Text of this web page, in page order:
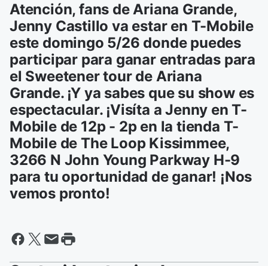
Atención, fans de Ariana Grande,
Jenny Castillo va estar en T-Mobile
este domingo 5/26 donde puedes
participar para ganar entradas para
el Sweetener tour de Ariana
Grande. ¡Y ya sabes que su show es
espectacular. ¡Visíta a Jenny en T-
Mobile de 12p - 2p en la tienda T-
Mobile de The Loop Kissimmee,
3266 N John Young Parkway H-9
para tu oportunidad de ganar! ¡Nos
vemos pronto!